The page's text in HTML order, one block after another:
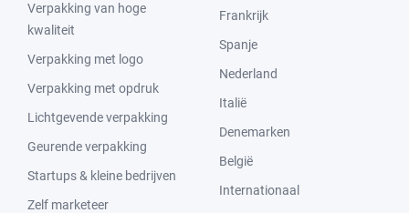
Verpakking van hoge
kwaliteit
Verpakking met logo
Verpakking met opdruk
Lichtgevende verpakking
Geurende verpakking
Startups & kleine bedrijven
Zelf marketeer
Frankrijk
Spanje
Nederland
Italië
Denemarken
België
Internationaal